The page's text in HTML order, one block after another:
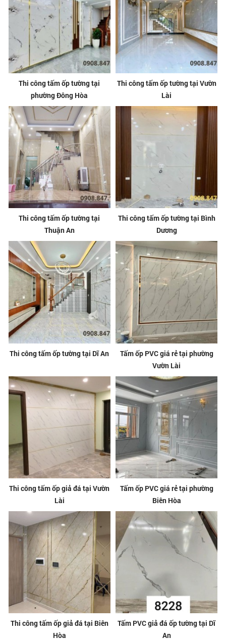
Thi công tấm ốp tường tại
phường Đông Hòa
Thi công tấm ốp tường tại Vườn
Lài
Thi công tấm ốp tường tại
Thuận An
Thi công tấm ốp tường tại Bình
Dương
Thi công tấm ốp tường tại Dĩ An
Tấm ốp PVC giá rẻ tại phường
Vườn Lài
Thi công tấm ốp giả đá tại Vườn
Lài
Tấm ốp PVC giá rẻ tại phường
Biên Hòa
Thi công tấm ốp giả đá tại Biên
Hòa
Tấm PVC giả đá ốp tường tại Dĩ
An